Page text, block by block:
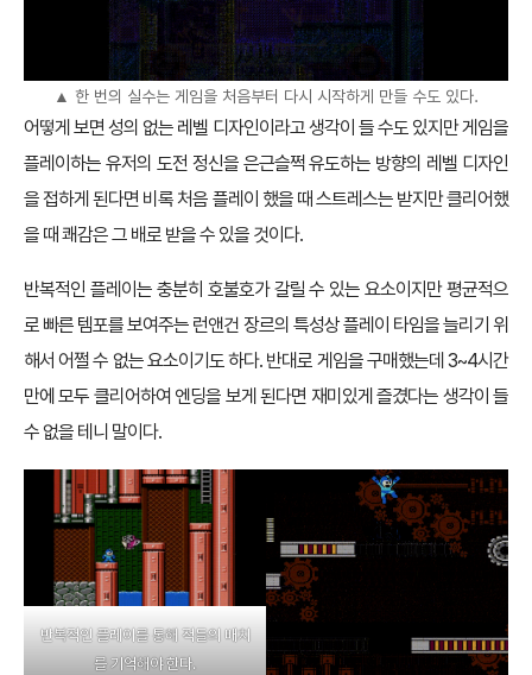
▲ 한 번의 실수는 게임을 처음부터 다시 시작하게 만들 수도 있다.
어떻게 보면 성의 없는 레벨 디자인이라고 생각이 들 수도 있지만 게임을
플레이하는 유저의 도전 정신을 은근슬쩍 유도하는 방향의 레벨 디자인
을 접하게 된다면 비록 처음 플레이 했을 때 스트레스는 받지만 클리어했
을 때 쾌감은 그 배로 받을 수 있을 것이다.
반복적인 플레이는 충분히 호불호가 갈릴 수 있는 요소이지만 평균적으
로 빠른 템포를 보여주는 런앤건 장르의 특성상 플레이 타임을 늘리기 위
해서 어쩔 수 없는 요소이기도 하다. 반대로 게임을 구매했는데 3~4시간
만에 모두 클리어하여 엔딩을 보게 된다면 재미있게 즐겼다는 생각이 들
수 없을 테니 말이다.
반복적인 플레이를 통해 적들의 배치
를 기억해야 한다.